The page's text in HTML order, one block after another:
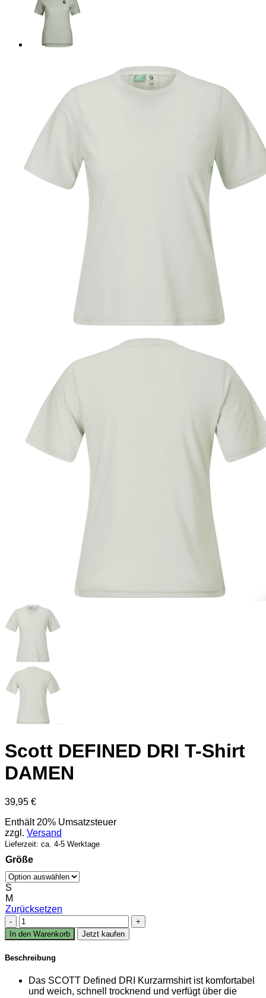
Scott DEFINED DRI T-Shirt
DAMEN
39,95 €
Enthält 20% Umsatzsteuer
zzgl. Versand
Lieferzeit: ca. 4-5 Werktage
Größe
S
M
Zurücksetzen
Scott
DEFINED
DRI
Shirt
Menge
In den Warenkorb Jetzt kaufen
Beschreibung
Das SCOTT Defined DRI Kurzarmshirt ist komfortabel
und weich, schnell trocknend und verfügt über die